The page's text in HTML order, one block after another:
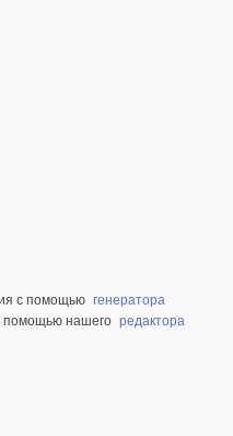
с помощью генератора
помощью нашего редактора